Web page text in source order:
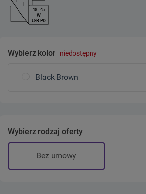
10 - 45
W
USB PD
Wybierz kolor niedostępny
Black Brown
Wybierz rodzaj oferty
Bez umowy